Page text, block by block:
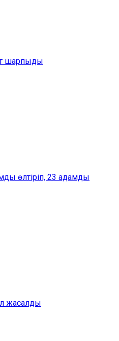
шарпыды
өлтіріп, 23 адамды
жасалды